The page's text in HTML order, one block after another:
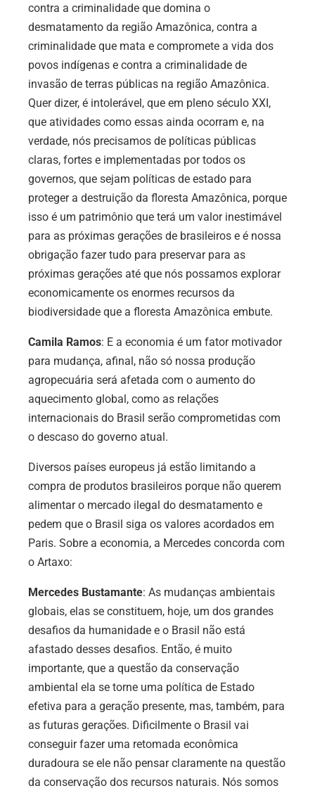
contra a criminalidade que domina o
desmatamento da região Amazônica, contra a
criminalidade que mata e compromete a vida dos
povos indígenas e contra a criminalidade de
invasão de terras públicas na região Amazônica.
Quer dizer, é intolerável, que em pleno século XXI,
que atividades como essas ainda ocorram e, na
verdade, nós precisamos de políticas públicas
claras, fortes e implementadas por todos os
governos, que sejam políticas de estado para
proteger a destruição da floresta Amazônica, porque
isso é um patrimônio que terá um valor inestimável
para as próximas gerações de brasileiros e é nossa
obrigação fazer tudo para preservar para as
próximas gerações até que nós possamos explorar
economicamente os enormes recursos da
biodiversidade que a floresta Amazônica embute.
Camila Ramos: E a economia é um fator motivador
para mudança, afinal, não só nossa produção
agropecuária será afetada com o aumento do
aquecimento global, como as relações
internacionais do Brasil serão comprometidas com
o descaso do governo atual.
Diversos países europeus já estão limitando a
compra de produtos brasileiros porque não querem
alimentar o mercado ilegal do desmatamento e
pedem que o Brasil siga os valores acordados em
Paris. Sobre a economia, a Mercedes concorda com
o Artaxo:
Mercedes Bustamante: As mudanças ambientais
globais, elas se constituem, hoje, um dos grandes
desafios da humanidade e o Brasil não está
afastado desses desafios. Então, é muito
importante, que a questão da conservação
ambiental ela se torne uma política de Estado
efetiva para a geração presente, mas, também, para
as futuras gerações. Dificilmente o Brasil vai
conseguir fazer uma retomada econômica
duradoura se ele não pensar claramente na questão
da conservação dos recursos naturais. Nós somos